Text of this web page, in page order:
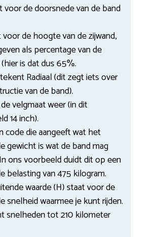
voor de doorsnede van de band
de hoogte van de zijwand,
als percentage van de
is dat dus 65%.
Radiaal (dit zegt iets over
van de band).
velgmaat weer (in dit
14 inch).
code die aangeeft wat het
gewicht is wat de band mag
ons voorbeeld duidt dit op een
belasting van 475 kilogram.
waarde (H) staat voor de
snelheid waarmee je kunt rijden.
snelheden tot 210 kilometer